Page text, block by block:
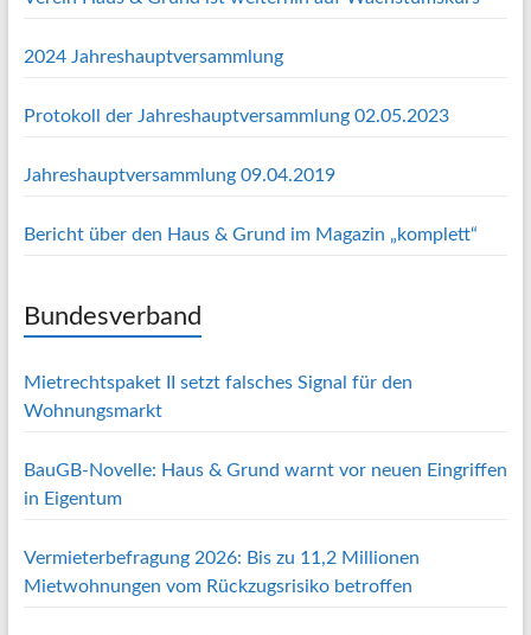
2024 Jahreshauptversammlung
Protokoll der Jahreshauptversammlung 02.05.2023
Jahreshauptversammlung 09.04.2019
Bericht über den Haus & Grund im Magazin „komplett“
Bundesverband
Mietrechtspaket II setzt falsches Signal für den
Wohnungsmarkt
BauGB-Novelle: Haus & Grund warnt vor neuen Eingriffen
in Eigentum
Vermieterbefragung 2026: Bis zu 11,2 Millionen
Mietwohnungen vom Rückzugsrisiko betroffen